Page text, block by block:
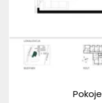
Pokoje